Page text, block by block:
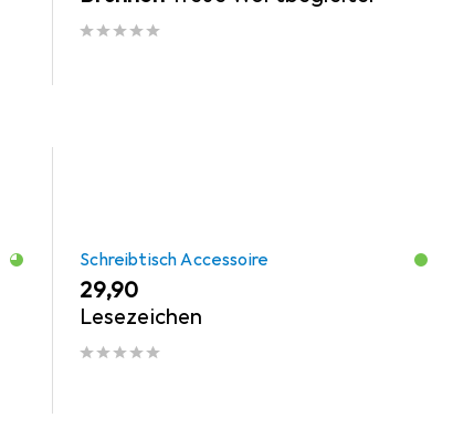
Schreibtisch Accessoire
EUR
29,90
Lesezeichen